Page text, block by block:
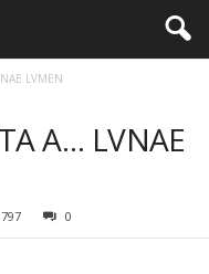
LVMEN
A… LVNAE
797 0